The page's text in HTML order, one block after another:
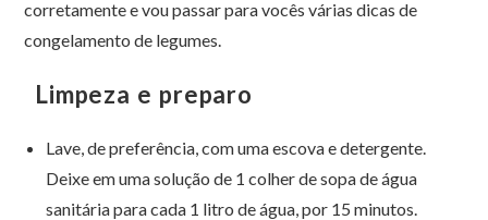
corretamente e vou passar para vocês várias dicas de
congelamento de legumes.
Limpeza e preparo
Lave, de preferência, com uma escova e detergente.
Deixe em uma solução de 1 colher de sopa de água
sanitária para cada 1 litro de água, por 15 minutos.